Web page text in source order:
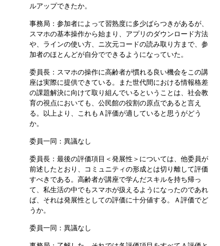
ルアップできたか。
事務局：参加者によって習熟度に多少ばらつきがあるが、
スマホの基本操作から始まり、アプリのダウンロード方法
や、ラインの使い方、ニ次元コードの読み取り方まで、参
加者のほとんどが自分でできるようになっていた。
委員長：スマホの操作に高齢者が慣れる良い機会をこの講
座は実際に提供できている。また世代間における情報格差
の課題解決に向けて取り組んでいるということは、社会教
育の視点においても、公民館の役割の原点であると言え
る。以上より、これもＡ評価が適していると思うがどう
か。
委員一同：異議なし
委員長：最後の評価項目＜発展性＞については、他委員が
前述したとおり、コミュニティの形成とは切り離して評価
すべきである。高齢者が講座で学んだスキルを持ち帰っ
て、私生活の中でもスマホが扱えるようになったのであれ
ば、それは発展性としての評価に十分値する。Ａ評価でど
うか。
委員一同：異議なし